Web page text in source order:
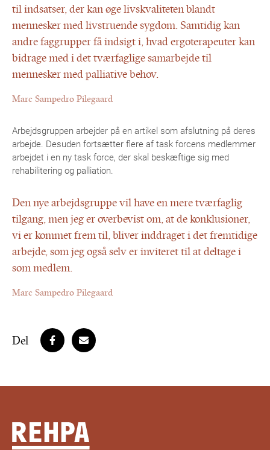
til indsatser, der kan øge livskvaliteten blandt
mennesker med livstruende sygdom. Samtidig kan
andre faggrupper få indsigt i, hvad ergoterapeuter kan
bidrage med i det tværfaglige samarbejde til
mennesker med palliative behov.
Marc Sampedro Pilegaard
Arbejdsgruppen arbejder på en artikel som afslutning på deres
arbejde. Desuden fortsætter flere af task forcens medlemmer
arbejdet i en ny task force, der skal beskæftige sig med
rehabilitering og palliation.
Den nye arbejdsgruppe vil have en mere tværfaglig
tilgang, men jeg er overbevist om, at de konklusioner,
vi er kommet frem til, bliver inddraget i det fremtidige
arbejde, som jeg også selv er inviteret til at deltage i
som medlem.
Marc Sampedro Pilegaard
Del